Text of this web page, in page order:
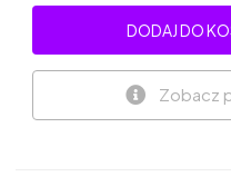
DODAJ DO
Zobacz